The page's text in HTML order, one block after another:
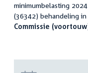
minimumbelasting
(36342) behandeling
Commissie